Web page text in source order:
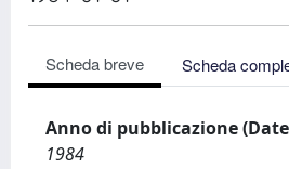
Scheda breve Scheda
Anno di pubblicazione
1984